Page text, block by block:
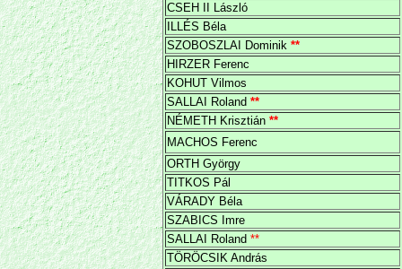
CSEH II László
ILLÉS Béla
SZOBOSZLAI Dominik **
HIRZER Ferenc
KOHUT Vilmos
SALLAI Roland **
NÉMETH Krisztián **
MACHOS Ferenc
ORTH György
TITKOS Pál
VÁRADY Béla
SZABICS Imre
SALLAI Roland **
TÖRÖCSIK András